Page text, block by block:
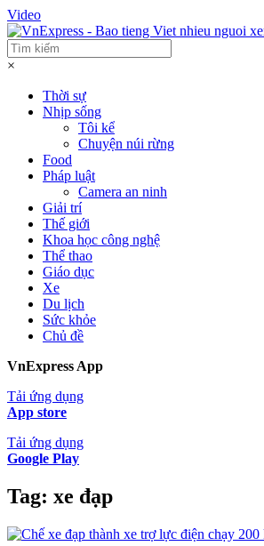
Video
×
Thời sự
Nhịp sống
Tôi kể
Chuyện núi rừng
Food
Pháp luật
Camera an ninh
Giải trí
Thế giới
Khoa học công nghệ
Thể thao
Giáo dục
Xe
Du lịch
Sức khỏe
Chủ đề
VnExpress App
Tải ứng dụng
App store
Tải ứng dụng
Google Play
Tag: xe đạp